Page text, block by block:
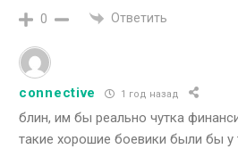
0 Ответить
connective 1 год назад
блин, им бы реально чутка
такие хорошие боевики были бы у